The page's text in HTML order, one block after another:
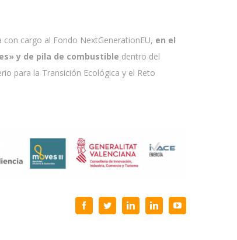
con cargo al Fondo NextGenerationEU, en el
y de pila de combustible dentro del
para la Transición Ecológica y el Reto
FacebookTwitterLinkedInLinkedInYouTube